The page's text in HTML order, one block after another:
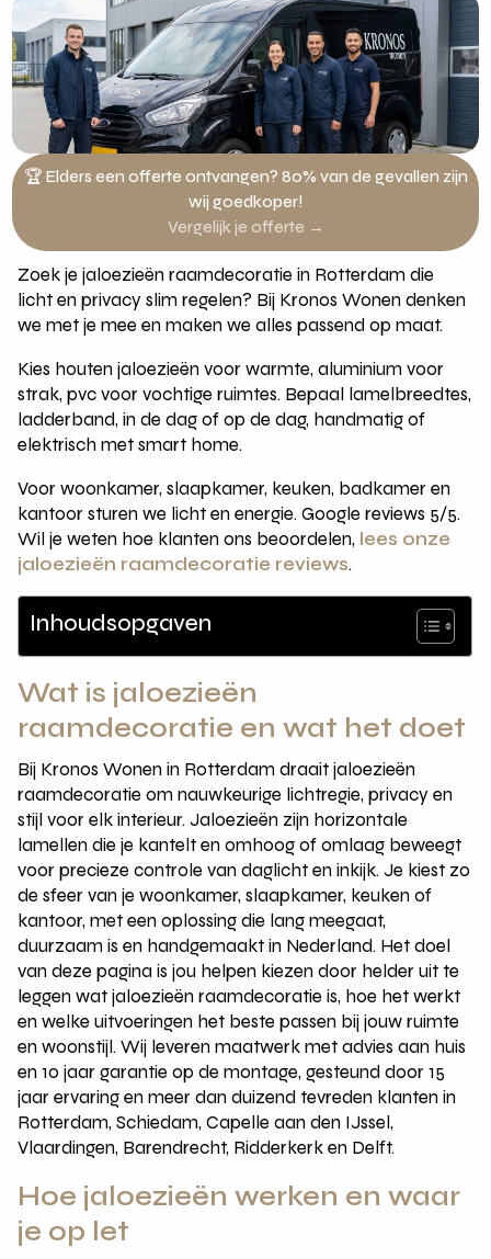
🏆 Elders een offerte ontvangen? 80% van de gevallen zijn
wij goedkoper!
Vergelijk je offerte →
Zoek je jaloezieën raamdecoratie in Rotterdam die
licht en privacy slim regelen? Bij Kronos Wonen denken
we met je mee en maken we alles passend op maat.
Kies houten jaloezieën voor warmte, aluminium voor
strak, pvc voor vochtige ruimtes. Bepaal lamelbreedtes,
ladderband, in de dag of op de dag, handmatig of
elektrisch met smart home.
Voor woonkamer, slaapkamer, keuken, badkamer en
kantoor sturen we licht en energie. Google reviews 5/5.
Wil je weten hoe klanten ons beoordelen, lees onze
jaloezieën raamdecoratie reviews.
Inhoudsopgaven
Wat is jaloezieën
raamdecoratie en wat het doet
Bij Kronos Wonen in Rotterdam draait jaloezieën
raamdecoratie om nauwkeurige lichtregie, privacy en
stijl voor elk interieur. Jaloezieën zijn horizontale
lamellen die je kantelt en omhoog of omlaag beweegt
voor precieze controle van daglicht en inkijk. Je kiest zo
de sfeer van je woonkamer, slaapkamer, keuken of
kantoor, met een oplossing die lang meegaat,
duurzaam is en handgemaakt in Nederland. Het doel
van deze pagina is jou helpen kiezen door helder uit te
leggen wat jaloezieën raamdecoratie is, hoe het werkt
en welke uitvoeringen het beste passen bij jouw ruimte
en woonstijl. Wij leveren maatwerk met advies aan huis
en 10 jaar garantie op de montage, gesteund door 15
jaar ervaring en meer dan duizend tevreden klanten in
Rotterdam, Schiedam, Capelle aan den IJssel,
Vlaardingen, Barendrecht, Ridderkerk en Delft.
Hoe jaloezieën werken en waar
je op let